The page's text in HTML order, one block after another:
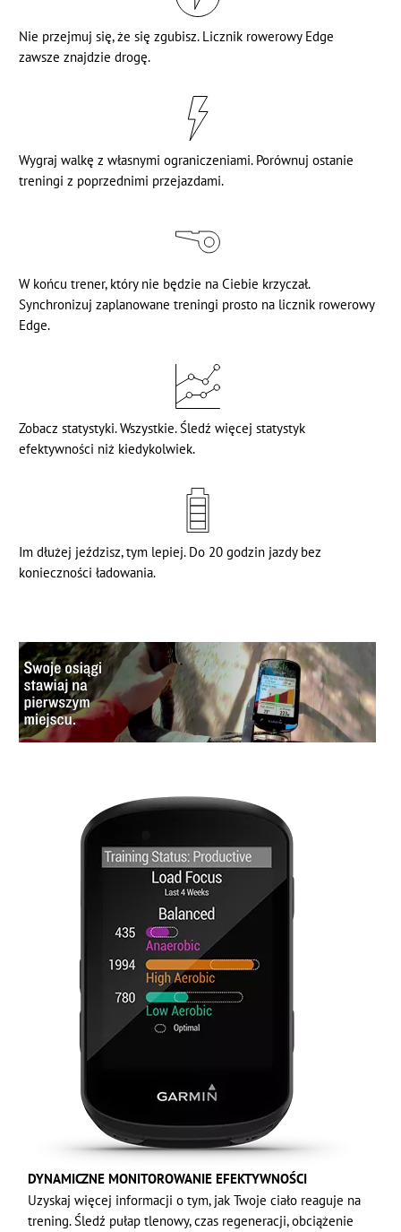
Nie przejmuj się, że się zgubisz. Licznik rowerowy Edge
zawsze znajdzie drogę.
Wygraj walkę z własnymi ograniczeniami. Porównuj ostanie
treningi z poprzednimi przejazdami.
W końcu trener, który nie będzie na Ciebie krzyczał.
Synchronizuj zaplanowane treningi prosto na licznik rowerowy
Edge.
Zobacz statystyki. Wszystkie. Śledź więcej statystyk
efektywności niż kiedykolwiek.
Im dłużej jeździsz, tym lepiej. Do 20 godzin jazdy bez
konieczności ładowania.
DYNAMICZNE MONITOROWANIE EFEKTYWNOŚCI
Uzyskaj więcej informacji o tym, jak Twoje ciało reaguje na
trening. Śledź pułap tlenowy, czas regeneracji, obciążenie